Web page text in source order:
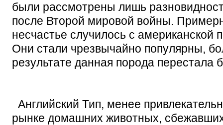
были рассмотрены лишь
после Второй мировой войны.
несчастье случилось с американской
Они стали чрезвычайно популярны,
результате данная порода перестала
Английский Тип, менее
рынке домашних животных,